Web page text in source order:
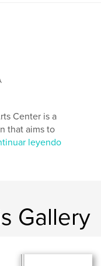
cm
Center is a
that aims to
leyendo
Gallery